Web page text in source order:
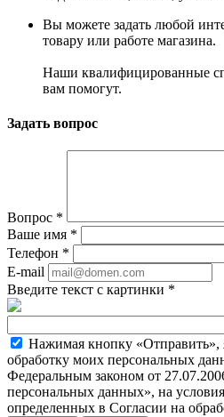
Вы можете задать любой
товару или работе магазина.
Наши квалифицированные
вам помогут.
Задать вопрос
Вопрос *
Ваше имя *
Телефон *
E-mail
Введите текст с картинки *
Нажимая кнопку «Отправить»,
обработку моих персональных
Федеральным законом от
персональных данных», на
определенных в Согласии на